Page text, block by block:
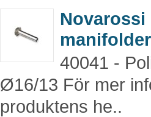
Novarossi
40041 -
Ø16/13 För mer
produktens he..